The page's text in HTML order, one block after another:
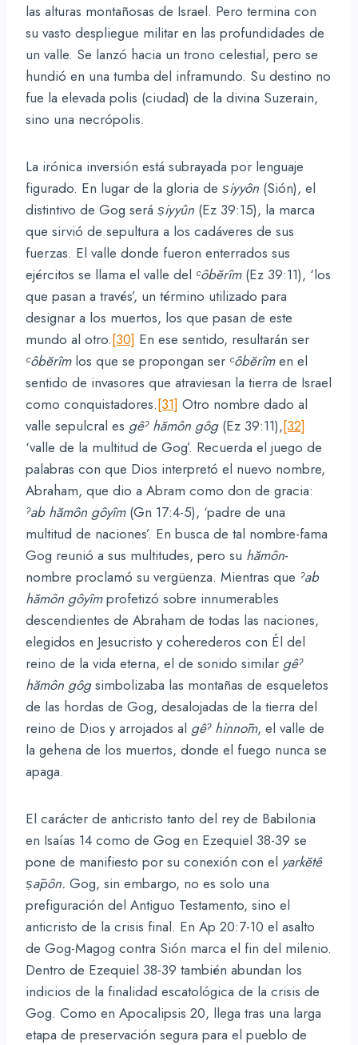
las alturas montañosas de Israel. Pero termina con
su vasto despliegue militar en las profundidades de
un valle. Se lanzó hacia un trono celestial, pero se
hundió en una tumba del inframundo. Su destino no
fue la elevada polis (ciudad) de la divina Suzerain,
sino una necrópolis.
La irónica inversión está subrayada por lenguaje
figurado. En lugar de la gloria de ṣiyyôn (Sión), el
distintivo de Gog será ṣiyyûn (Ez 39:15), la marca
que sirvió de sepultura a los cadáveres de sus
fuerzas. El valle donde fueron enterrados sus
ejércitos se llama el valle del ᶜôbĕrîm(Ez 39:11), ‘los
que pasan a través’, un término utilizado para
designar a los muertos, los que pasan de este
mundo al otro.[30] En ese sentido, resultarán ser
ᶜôbĕrîmlos que se propongan ser ᶜôbĕrîmen el
sentido de invasores que atraviesan la tierra de Israel
como conquistadores.[31] Otro nombre dado al
valle sepulcral es gêˀ hămôn gôg(Ez 39:11),[32]
‘valle de la multitud de Gog’. Recuerda el juego de
palabras con que Dios interpretó el nuevo nombre,
Abraham, que dio a Abram como don de gracia:
ˀab hămôn gôyîm(Gn 17:4-5), ‘padre de una
multitud de naciones’. En busca de tal nombre-fama
Gog reunió a sus multitudes, pero su hămôn-
nombre proclamó su vergüenza. Mientras que ˀab
hămôn gôyîmprofetizó sobre innumerables
descendientes de Abraham de todas las naciones,
elegidos en Jesucristo y coherederos con Él del
reino de la vida eterna, el de sonido similar gêˀ
hămôn gôgsimbolizaba las montañas de esqueletos
de las hordas de Gog, desalojadas de la tierra del
reino de Dios y arrojados al gêˀ hinnōm, el valle de
la gehena de los muertos, donde el fuego nunca se
apaga.
El carácter de anticristo tanto del rey de Babilonia
en Isaías 14 como de Gog en Ezequiel 38-39 se
pone de manifiesto por su conexión con el yarkĕtê
ṣāpôn. Gog, sin embargo, no es solo una
prefiguración del Antiguo Testamento, sino el
anticristo de la crisis final. En Ap 20:7-10 el asalto
de Gog-Magog contra Sión marca el fin del milenio.
Dentro de Ezequiel 38-39 también abundan los
indicios de la finalidad escatológica de la crisis de
Gog. Como en Apocalipsis 20, llega tras una larga
etapa de preservación segura para el pueblo de